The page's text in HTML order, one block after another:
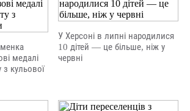
медалі
з кульової
У Херсоні в липні народилися
10 дітей — це більше, ніж у
червні